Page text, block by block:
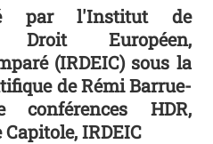
par l'Institut de
Européen,
(IRDEIC) sous la
de Rémi Barrue-
HDR,
IRDEIC